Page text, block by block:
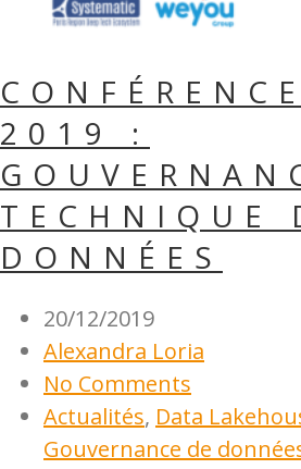
2019 :
TECHNIQUE
DONNÉES
20/12/2019
Alexandra Loria
No Comments
Actualités, Data
Gouvernance de